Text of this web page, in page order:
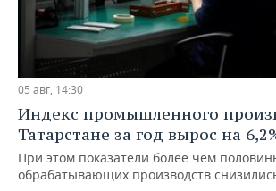
05 авг, 14:30
Индекс промышленного
Татарстане за год вырос на
При этом показатели более чем
обрабатывающих производств